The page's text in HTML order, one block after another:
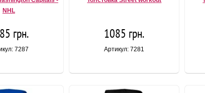
NHL
грн.
7287
1085 грн.
Артикул: 7281